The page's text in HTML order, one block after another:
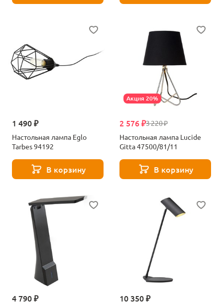
1 490 ₽
Настольная лампа Eglo
Tarbes 94192
В корзину
Акция 20%
3 220 ₽
2 576 ₽
Настольная лампа Lucide
Gitta 47500/81/11
В корзину
4 790 ₽ 10 350 ₽